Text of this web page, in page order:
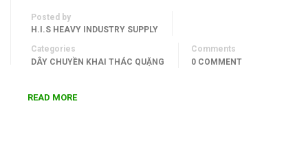
Posted by
H.I.S HEAVY INDUSTRY SUPPLY
Categories
DÂY CHUYỀN KHAI THÁC QUẶNG
Comments
0 COMMENT
READ MORE